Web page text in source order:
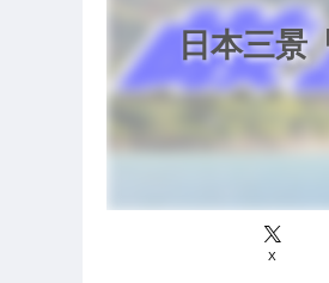
日本三景
X